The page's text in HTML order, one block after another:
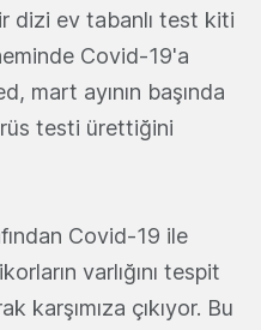
dizi ev tabanlı test kiti
Covid-19'a
mart ayının başında
testi ürettiğini
Covid-19 ile
varlığını tespit
karşımıza çıkıyor. Bu